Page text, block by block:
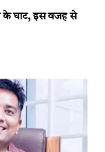
के घाट, इस वजह से